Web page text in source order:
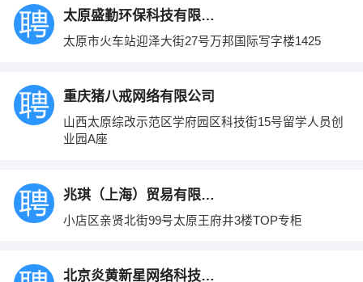
太原盛勤环保科技有限公司
太原市火车站迎泽大街27号万邦国际写字楼1425
重庆猪八戒网络有限公司
山西太原综改示范区学府园区科技街15号留学人员创
业园A座
兆琪（上海）贸易有限公司惠州分公司
小店区亲贤北街99号太原王府井3楼TOP专柜
北京炎黄新星网络科技有限公司